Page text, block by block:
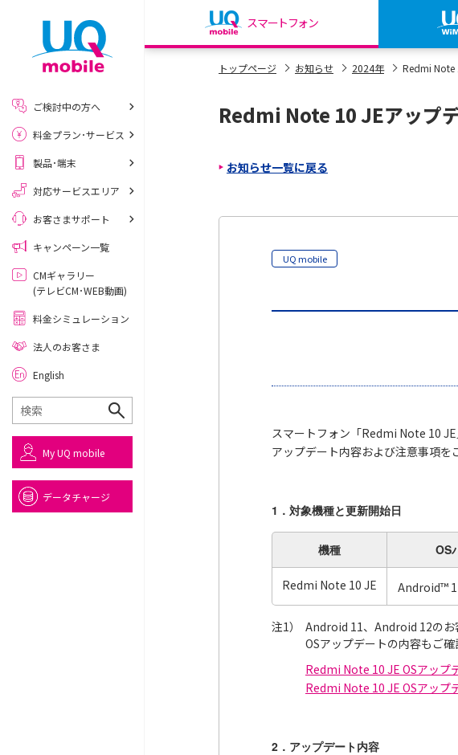
スマートフォン
my UQ WiMAX
My UQ mobile
UQ mobile
トップページ お知らせ 2024年 Redmi Note
Redmi Note 10 JEアップ
お知らせ一覧に戻る
UQ mobile
スマートフォン「Redmi Note 10
アップデート内容および注意事項を
1．対象機種と更新開始日
機種 OS
Redmi Note 10 JE Android™
注1）
Android 11、Android 12のお
OSアップデートの内容もご
Redmi Note 10 JE OSアップ
Redmi Note 10 JE OSアップ
2．アップデート内容
ご検討中の方へ
料金プラン･サービス
製品･端末
対応サービスエリア
お客さまサポート
キャンペーン一覧
CMギャラリー
(テレビCM･WEB動画)
料金シミュレーション
法人のお客さま
English
My UQ mobile
データチャージ